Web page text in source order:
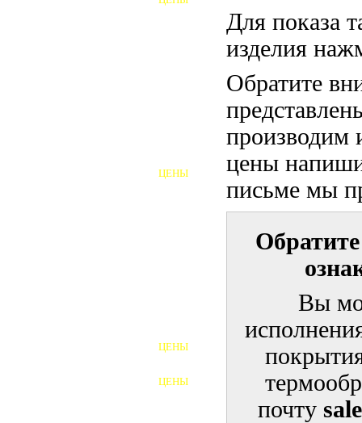
Для показа
изделия
Обратите
производим
цены
письме мы
Вы
почту
ШАЙБЫ ФУНДАМЕНТНЫЕ
ЦЕНЫ
ЦЕНЫ
ЦЕНЫ